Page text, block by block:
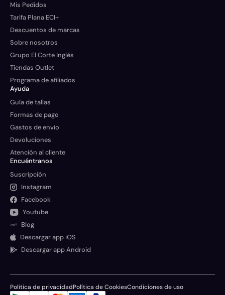
Mis Pedidos
Tarifa Plana ECI+
Descuentos de marcas
Sobre nosotros
Grupo El Corte Inglés
Tiendas Outlet
Programa de afiliados
Ayuda
Guía de tallas
Formas de pago
Gastos de envío
Devoluciones
Atención al cliente
Encuéntranos
Suscripción
Instagram
Facebook
Youtube
Blog
Descargar app iOS
Descargar app Android
Política de privacidadPolítica de CookiesCondiciones de uso